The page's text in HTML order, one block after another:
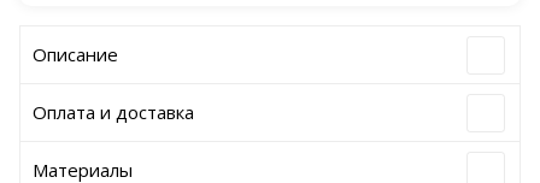
Описание
Оплата и доставка
Материалы